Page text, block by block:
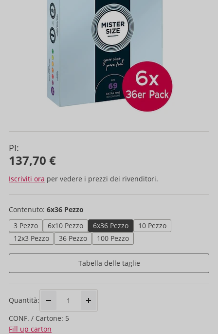
PI:
137,70 €
Iscriviti ora per vedere i prezzi dei rivenditori.
Contenuto: 6x36 Pezzo
3 Pezzo
6x10 Pezzo 6x36 Pezzo
10 Pezzo
12x3 Pezzo
36 Pezzo 100 Pezzo
Tabella delle taglie
Quantità:
CONF. / Cartone: 5
Fill up carton